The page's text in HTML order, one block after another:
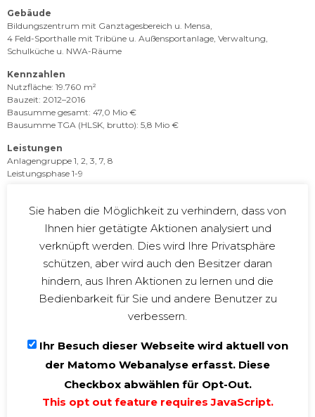
Gebäude
Bildungszentrum mit Ganztagesbereich u. Mensa,
4 Feld-Sporthalle mit Tribüne u. Außensportanlage, Verwaltung,
Schulküche u. NWA-Räume
Kennzahlen
Nutzfläche: 19.760 m²
Bauzeit: 2012–2016
Bausumme gesamt: 47,0 Mio €
Bausumme TGA (HLSK, brutto): 5,8 Mio €
Leistungen
Anlagengruppe 1, 2, 3, 7, 8
Leistungsphase 1-9
Stadt Biberach
Marktplatz 7/1
88400 Biberach an der Riß
Architektur
Lanz Schwager Architekten BDA
Partnerschaftgesellschaft mBB
Rheingutstrasse 7
Das Energiekonzept zeichnet sich durch einen geringen Energiebedarf
und damit niedrige Energiekosten aus. Neben der Energieeffizienz wurde
in der Planung viel Wert auf ein gutes Raumklima und eine hohe
thermische Behaglichkeit gelegt.
Einsatz von energiesparenden Niedertemperaturheizsystemen sowie die
Nutzung von Grundwasser zum Heizen und Kühlen.
Sie haben die Möglichkeit zu verhindern, dass von
Ihnen hier getätigte Aktionen analysiert und
verknüpft werden. Dies wird Ihre Privatsphäre
schützen, aber wird auch den Besitzer daran
hindern, aus Ihren Aktionen zu lernen und die
Bedienbarkeit für Sie und andere Benutzer zu
verbessern.
Ihr Besuch dieser Webseite wird aktuell von
der Matomo Webanalyse erfasst. Diese
Checkbox abwählen für Opt-Out.
This opt out feature requires JavaScript.